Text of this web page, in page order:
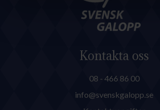
Kontakta oss
08 - 466 86 00
info@svenskgalopp.se